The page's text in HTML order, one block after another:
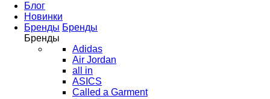
Блог
Новинки
Бренды Бренды
Бренды
Adidas
Air Jordan
all in
ASICS
Called a Garment